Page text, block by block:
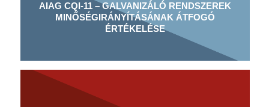
AIAG CQI-11 – GALVANIZÁLÓ RENDSZEREK
MINŐSÉGIRÁNYÍTÁSÁNAK ÁTFOGÓ
ÉRTÉKELÉSE